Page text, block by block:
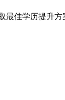
佳学历提升方